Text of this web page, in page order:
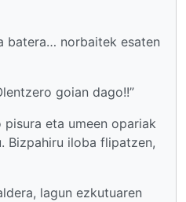
batera… norbaitek esaten
goian dago!!”
eta umeen opariak
Bizpahiru iloba flipatzen,
lagun ezkutuaren